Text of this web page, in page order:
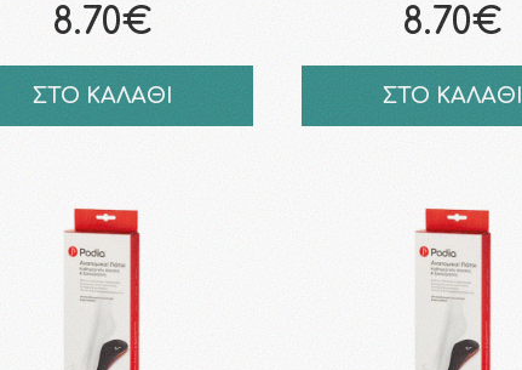
8.70€
ΣΤΟ ΚΑΛΑΘΙ
8.70€
ΣΤΟ ΚΑΛΑΘΙ